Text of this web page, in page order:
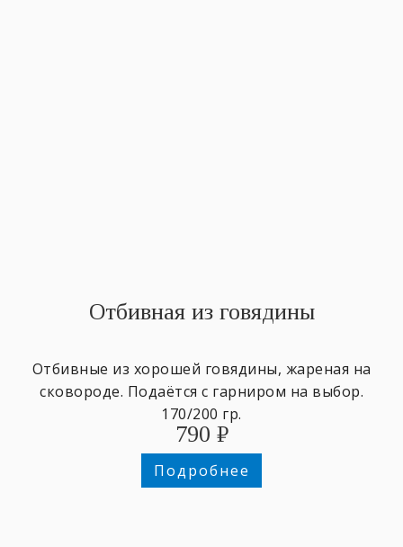
Отбивная из говядины
Отбивные из хорошей говядины, жареная на
сковороде. Подаётся с гарниром на выбор.
170/200 гр.
790 ₽
Подробнее